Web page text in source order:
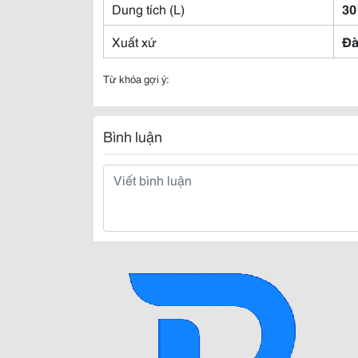
Dung tích (L)
30
Xuất xứ
Từ khóa gợi ý:
Bình luận